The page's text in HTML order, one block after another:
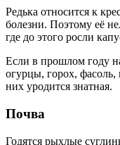
Редька относится к
болезни. Поэтому её
где до этого росли
Если в прошлом году
огурцы, горох, фасоль,
них уродится знатная.
Почва
Годятся рыхлые